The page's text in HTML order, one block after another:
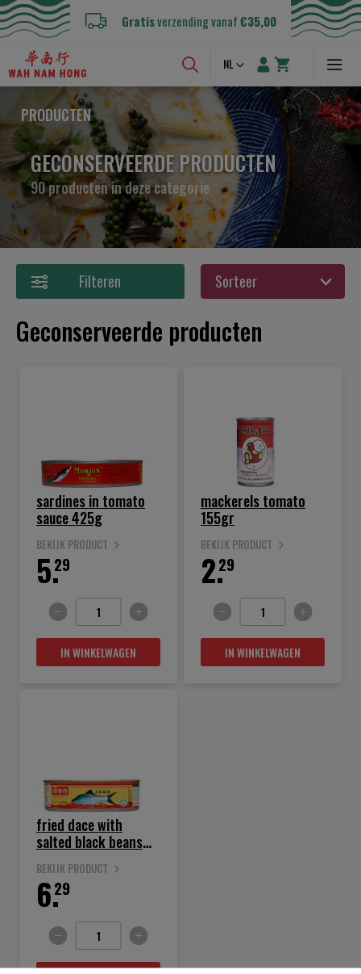
Gratisverzending vanaf€35,00
Taal
NL
PRODUCTEN
GECONSERVEERDE PRODUCTEN
90 producten in deze categorie
Filteren
Geconserveerde producten
sardines in tomato
sauce 425g
BEKIJK PRODUCT
29
5.
IN WINKELWAGEN
mackerels tomato
155gr
BEKIJK PRODUCT
29
2.
IN WINKELWAGEN
fried dace with
salted black beans
BEKIJK PRODUCT
29
6.